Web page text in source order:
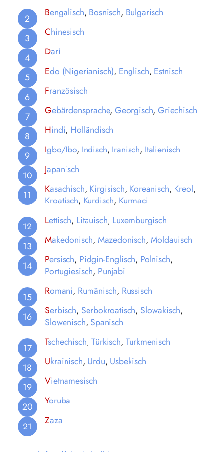
Bengalisch, Bosnisch, Bulgarisch
Chinesisch
Dari
Edo (Nigerianisch), Englisch, Estnisch
Französisch
Gebärdensprache, Georgisch, Griechisch
Hindi, Holländisch
Igbo/Ibo, Indisch, Iranisch, Italienisch
Japanisch
Kasachisch, Kirgisisch, Koreanisch, Kreol,
Kroatisch, Kurdisch, Kurmaci
Lettisch, Litauisch, Luxemburgisch
Makedonisch, Mazedonisch, Moldauisch
Persisch, Pidgin-Englisch, Polnisch,
Portugiesisch, Punjabi
Romani, Rumänisch, Russisch
Serbisch, Serbokroatisch, Slowakisch,
Slowenisch, Spanisch
Tschechisch, Türkisch, Turkmenisch
Ukrainisch, Urdu, Usbekisch
Vietnamesisch
Yoruba
Zaza